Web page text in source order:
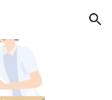
Skip to navigation